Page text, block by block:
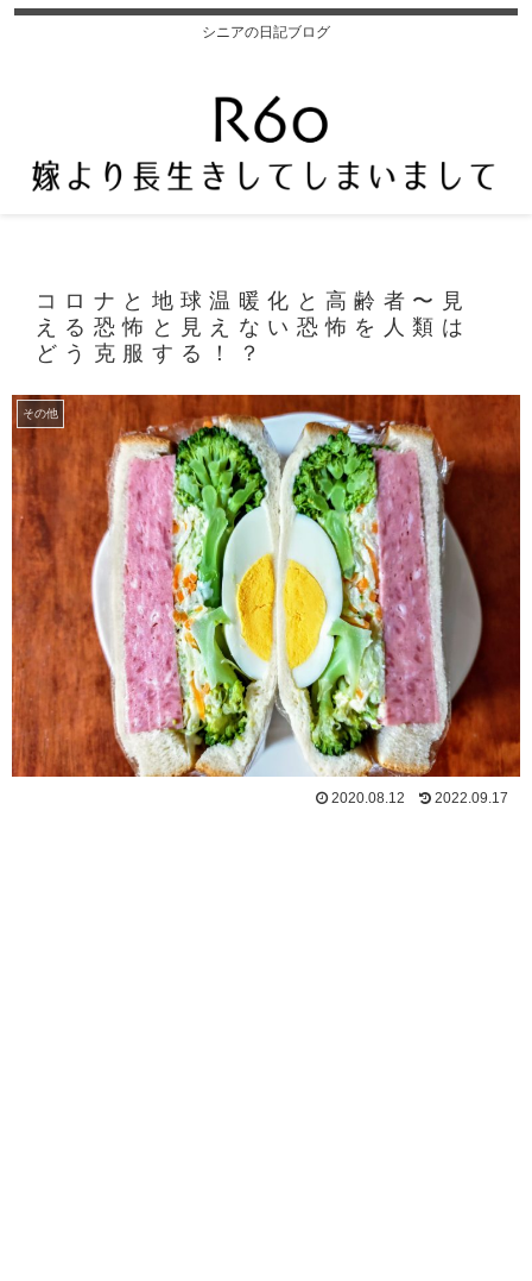
シニアの日記ブログ
コロナと地球温暖化と高齢者〜見
える恐怖と見えない恐怖を人類は
どう克服する！？
その他
2020.08.12 2022.09.17